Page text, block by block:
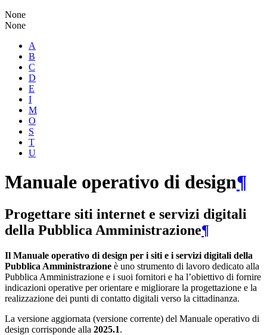
None
None
A
B
C
D
E
I
M
O
S
T
U
Manuale operativo di design¶
Progettare siti internet e servizi digitali
della Pubblica Amministrazione¶
Il Manuale operativo di design per i siti e i servizi digitali della
Pubblica Amministrazione è uno strumento di lavoro dedicato alla
Pubblica Amministrazione e i suoi fornitori e ha l’obiettivo di fornire
indicazioni operative per orientare e migliorare la progettazione e la
realizzazione dei punti di contatto digitali verso la cittadinanza.
La versione aggiornata (versione corrente) del Manuale operativo di
design corrisponde alla 2025.1.